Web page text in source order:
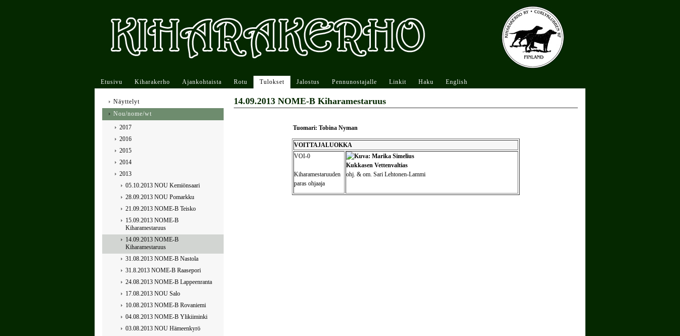
Etusivu Kiharakerho Ajankohtaista Rotu Tulokset Jalostus Pennunostajalle Linkit Haku English
14.09.2013 NOME-B Kiharamestaruus
Tuomari: Tobina Nyman
VOITTAJALUOKKA
VOI-0
Kiharamestaruuden
paras ohjaaja
Kukkasen Vettenvaltias
ohj. & om. Sari Lehtonen-Lammi
Näyttelyt
Nou/nome/wt
2017
2016
2015
2014
2013
05.10.2013 NOU Kemiönsaari
28.09.2013 NOU Pomarkku
21.09.2013 NOME-B Teisko
15.09.2013 NOME-B
Kiharamestaruus
14.09.2013 NOME-B
Kiharamestaruus
31.08.2013 NOME-B Nastola
31.8.2013 NOME-B Raasepori
24.08.2013 NOME-B Lappeenranta
17.08.2013 NOU Salo
10.08.2013 NOME-B Rovaniemi
04.08.2013 NOME-B Ylikiiminki
03.08.2013 NOU Hämeenkyrö